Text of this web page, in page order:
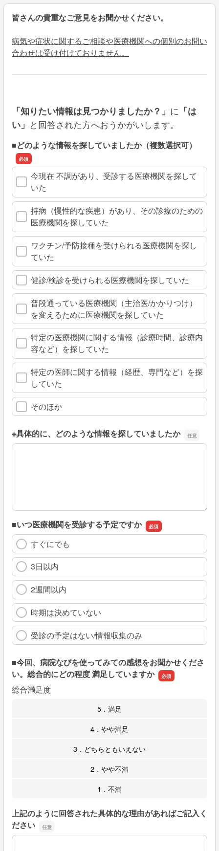
皆さんの貴重なご意見をお聞かせください。
病気や症状に関するご相談や医療機関への個別のお問い
合わせは受け付けておりません。
「知りたい情報は見つかりましたか？」 に 「は
い」 と回答された方へおうかがいします。
■どのような情報を探していましたか（複数選択可）
今現在 不調があり、受診する医療機関を探して
いた
持病（慢性的な疾患）があり、その診療のための
医療機関を探していた
ワクチン/予防接種を受けられる医療機関を探し
ていた
健診/検診を受けられる医療機関を探していた
普段通っている医療機関（主治医/かかりつけ）
を変えるために医療機関を探していた
特定の医療機関に関する情報（診療時間、診療内
容など）を探していた
特定の医師に関する情報（経歴、専門など）を探
していた
そのほか
※具体的に、どのような情報を探していましたか
※具体的に、どのような情報を探していましたか
■いつ医療機関を受診する予定ですか
すぐにでも
3日以内
2週間以内
時期は決めていない
受診の予定はない/情報収集のみ
■今回、病院なびを使ってみての感想をお聞かせくださ
い。総合的にどの程度 満足していますか
総合満足度
5．満足
4．やや満足
3．どちらともいえない
2．やや不満
1．不満
上記のように回答された具体的な理由があればご記入く
ださい
上記のように回答された具体的な理由があればご記入くだ